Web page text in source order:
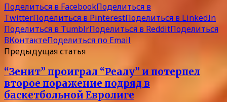
Поделиться в FacebookПоделиться в
TwitterПоделиться в PinterestПоделиться в LinkedIn
Поделиться в TumblrПоделиться в RedditПоделиться
ВКонтактеПоделиться по Email
Предыдущая статья
“Зенит” проиграл “Реалу” и потерпел
второе поражение подряд в
баскетбольной Евролиге